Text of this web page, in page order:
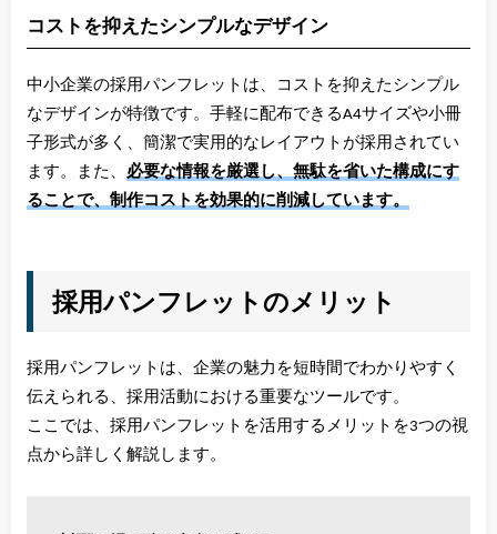
コストを抑えたシンプルなデザイン
中小企業の採用パンフレットは、コストを抑えたシンプル
なデザインが特徴です。手軽に配布できるA4サイズや小冊
子形式が多く、簡潔で実用的なレイアウトが採用されてい
ます。また、 必要な情報を厳選し、無駄を省いた構成にす
ることで、制作コストを効果的に削減しています。
採用パンフレットのメリット
採用パンフレットは、企業の魅力を短時間でわかりやすく
伝えられる、採用活動における重要なツールです。
ここでは、採用パンフレットを活用するメリットを3つの視
点から詳しく解説します。